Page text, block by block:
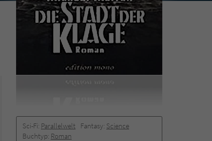
Sci-Fi: Parallelwelt Fantasy: Science
Buchtyp: Roman